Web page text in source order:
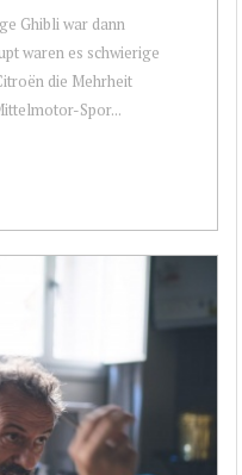
Ghibli war dann
waren es schwierige
die Mehrheit
Spor...